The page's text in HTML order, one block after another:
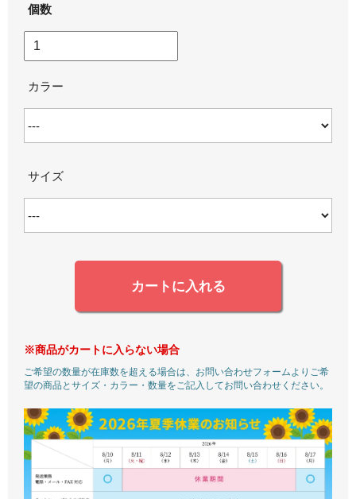
個数
カラー
サイズ
カートに入れる
※商品がカートに入らない場合
ご希望の数量が在庫数を超える場合は、お問い合わせフォームよりご希
望の商品とサイズ・カラー・数量をご記入してお問い合わせください。